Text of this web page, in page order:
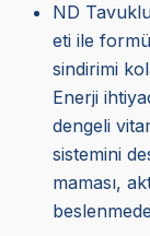
ND
eti ile
sindirimi
Enerji
dengeli
sistemini
maması,